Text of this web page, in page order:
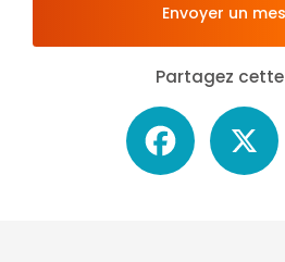
Envoyer un
Partagez
Facebook